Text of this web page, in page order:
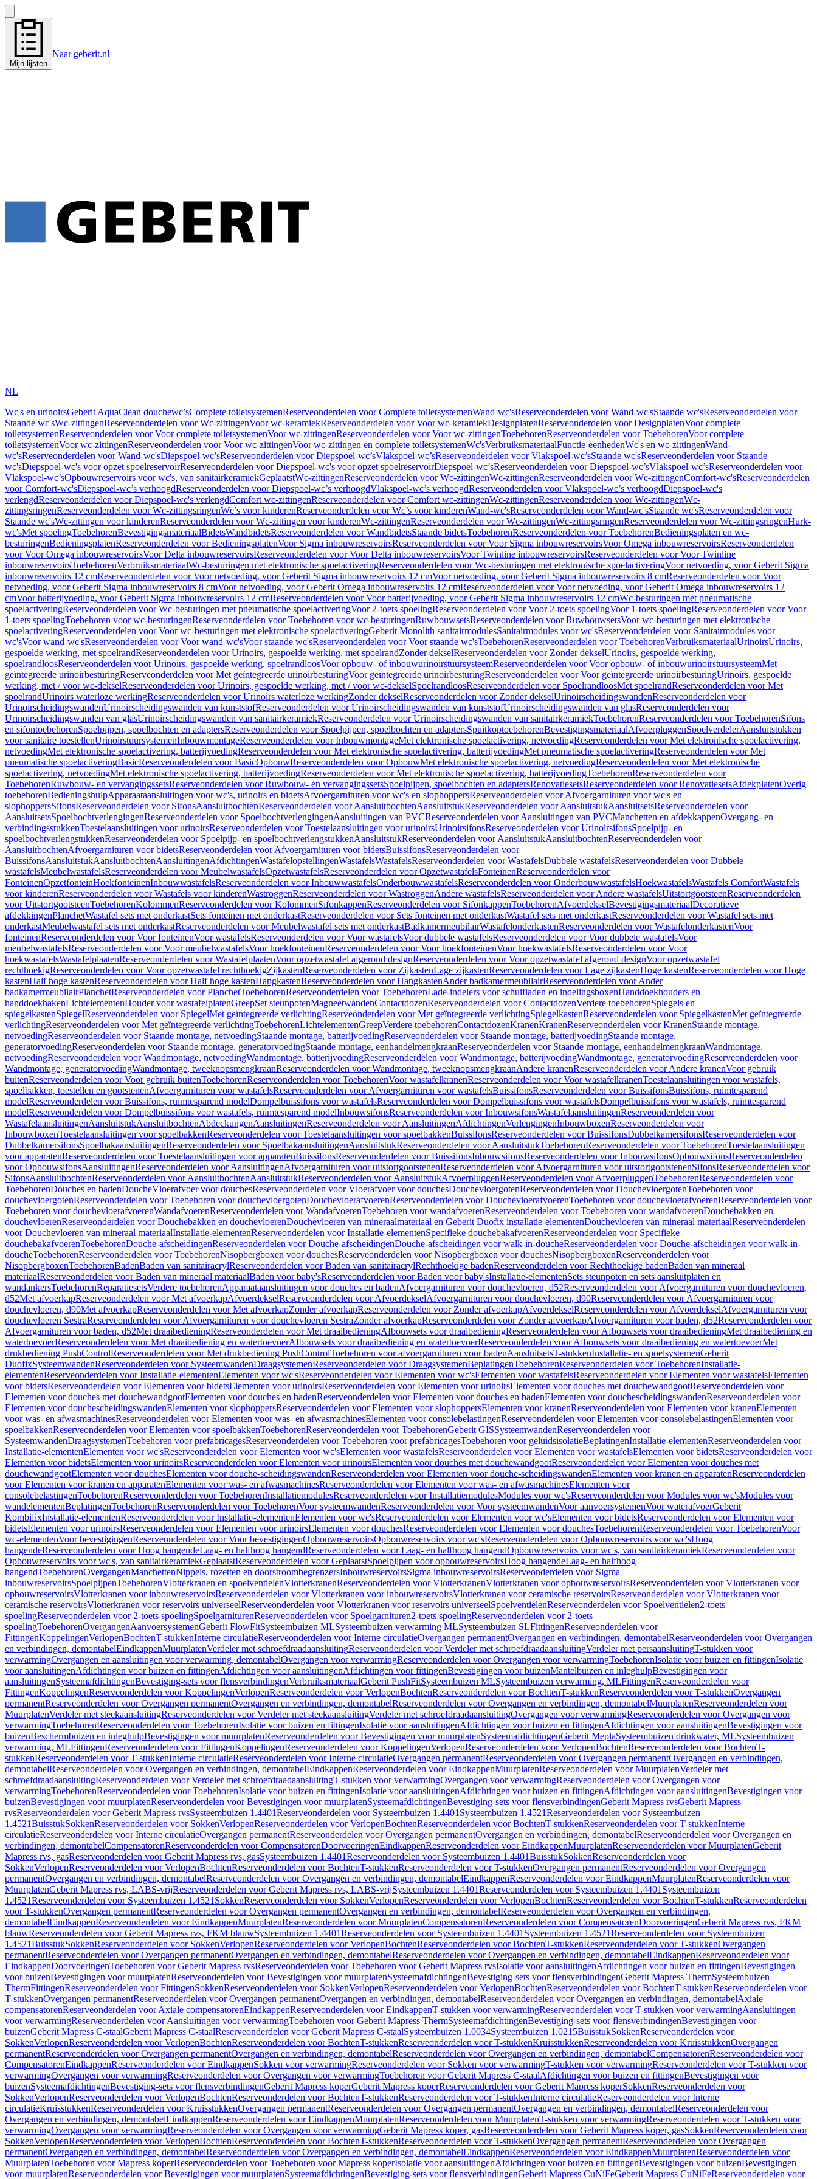
Mijn lijsten
Naar geberit.nl
NL
Wc's en urinoirsGeberit AquaClean douchewc’sComplete toiletsystemenReserveonderdelen voor Complete toiletsystemenWand-wc'sReserveonderdelen voor Wand-wc'sStaande wc'sReserveonderdelen voor
Staande wc'sWc-zittingenReserveonderdelen voor Wc-zittingenVoor wc-keramiekReserveonderdelen voor Voor wc-keramiekDesignplatenReserveonderdelen voor DesignplatenVoor complete
toiletsystemenReserveonderdelen voor Voor complete toiletsystemenVoor wc-zittingenReserveonderdelen voor Voor wc-zittingenToebehorenReserveonderdelen voor ToebehorenVoor complete
toiletsystemenVoor wc-zittingenReserveonderdelen voor Voor wc-zittingenVoor wc-zittingen en complete toiletsystemenWc'sVerbruiksmateriaalFunctie-eenhedenWc's en wc-zittingenWand-
wc'sReserveonderdelen voor Wand-wc'sDiepspoel-wc’sReserveonderdelen voor Diepspoel-wc’sVlakspoel-wc’sReserveonderdelen voor Vlakspoel-wc’sStaande wc'sReserveonderdelen voor Staande
wc'sDiepspoel-wc's voor opzet spoelreservoirReserveonderdelen voor Diepspoel-wc's voor opzet spoelreservoirDiepspoel-wc’sReserveonderdelen voor Diepspoel-wc’sVlakspoel-wc’sReserveonderdelen voor
Vlakspoel-wc’sOpbouwreservoirs voor wc's, van sanitairkeramiekGeplaatstWc-zittingenReserveonderdelen voor Wc-zittingenWc-zittingenReserveonderdelen voor Wc-zittingenComfort-wc'sReserveonderdelen
voor Comfort-wc'sDiepspoel-wc’s verhoogdReserveonderdelen voor Diepspoel-wc’s verhoogdVlakspoel-wc’s verhoogdReserveonderdelen voor Vlakspoel-wc’s verhoogdDiepspoel-wc's
verlengdReserveonderdelen voor Diepspoel-wc's verlengdComfort wc-zittingenReserveonderdelen voor Comfort wc-zittingenWc-zittingenReserveonderdelen voor Wc-zittingenWc-
zittingsringenReserveonderdelen voor Wc-zittingsringenWc’s voor kinderenReserveonderdelen voor Wc’s voor kinderenWand-wc'sReserveonderdelen voor Wand-wc'sStaande wc'sReserveonderdelen voor
Staande wc'sWc-zittingen voor kinderenReserveonderdelen voor Wc-zittingen voor kinderenWc-zittingenReserveonderdelen voor Wc-zittingenWc-zittingsringenReserveonderdelen voor Wc-zittingsringenHurk-
wc'sMet spoelingToebehorenBevestigingsmateriaalBidetsWandbidetsReserveonderdelen voor WandbidetsStaande bidetsToebehorenReserveonderdelen voor ToebehorenBedieningsplaten en wc-
besturingenBedieningsplatenReserveonderdelen voor BedieningsplatenVoor Sigma inbouwreservoirsReserveonderdelen voor Voor Sigma inbouwreservoirsVoor Omega inbouwreservoirsReserveonderdelen
voor Voor Omega inbouwreservoirsVoor Delta inbouwreservoirsReserveonderdelen voor Voor Delta inbouwreservoirsVoor Twinline inbouwreservoirsReserveonderdelen voor Voor Twinline
inbouwreservoirsToebehorenVerbruiksmateriaalWc-besturingen met elektronische spoelactiveringReserveonderdelen voor Wc-besturingen met elektronische spoelactiveringVoor netvoeding, voor Geberit Sigma
inbouwreservoirs 12 cmReserveonderdelen voor Voor netvoeding, voor Geberit Sigma inbouwreservoirs 12 cmVoor netvoeding, voor Geberit Sigma inbouwreservoirs 8 cmReserveonderdelen voor Voor
netvoeding, voor Geberit Sigma inbouwreservoirs 8 cmVoor netvoeding, voor Geberit Omega inbouwreservoirs 12 cmReserveonderdelen voor Voor netvoeding, voor Geberit Omega inbouwreservoirs 12
cmVoor batterijvoeding, voor Geberit Sigma inbouwreservoirs 12 cmReserveonderdelen voor Voor batterijvoeding, voor Geberit Sigma inbouwreservoirs 12 cmWc-besturingen met pneumatische
spoelactiveringReserveonderdelen voor Wc-besturingen met pneumatische spoelactiveringVoor 2-toets spoelingReserveonderdelen voor Voor 2-toets spoelingVoor 1-toets spoelingReserveonderdelen voor Voor
1-toets spoelingToebehoren voor wc-besturingenReserveonderdelen voor Toebehoren voor wc-besturingenRuwbouwsetsReserveonderdelen voor RuwbouwsetsVoor wc-besturingen met elektronische
spoelactiveringReserveonderdelen voor Voor wc-besturingen met elektronische spoelactiveringGeberit Monolith sanitairmodulesSanitairmodules voor wc'sReserveonderdelen voor Sanitairmodules voor
wc'sVoor wand-wc'sReserveonderdelen voor Voor wand-wc'sVoor staande wc'sReserveonderdelen voor Voor staande wc'sToebehorenReserveonderdelen voor ToebehorenVerbruiksmateriaalUrinoirsUrinoirs,
gespoelde werking, met spoelrandReserveonderdelen voor Urinoirs, gespoelde werking, met spoelrandZonder dekselReserveonderdelen voor Zonder dekselUrinoirs, gespoelde werking,
spoelrandloosReserveonderdelen voor Urinoirs, gespoelde werking, spoelrandloosVoor opbouw- of inbouwurinoirstuursysteemReserveonderdelen voor Voor opbouw- of inbouwurinoirstuursysteemMet
geïntegreerde urinoirbesturingReserveonderdelen voor Met geïntegreerde urinoirbesturingVoor geïntegreerde urinoirbesturingReserveonderdelen voor Voor geïntegreerde urinoirbesturingUrinoirs, gespoelde
werking, met / voor wc-dekselReserveonderdelen voor Urinoirs, gespoelde werking, met / voor wc-dekselSpoelrandloosReserveonderdelen voor SpoelrandloosMet spoelrandReserveonderdelen voor Met
spoelrandUrinoirs waterloze werkingReserveonderdelen voor Urinoirs waterloze werkingZonder dekselReserveonderdelen voor Zonder dekselUrinoirscheidingswandenReserveonderdelen voor
UrinoirscheidingswandenUrinoirscheidingswanden van kunststofReserveonderdelen voor Urinoirscheidingswanden van kunststofUrinoirscheidingswanden van glasReserveonderdelen voor
Urinoirscheidingswanden van glasUrinoirscheidingswanden van sanitairkeramiekReserveonderdelen voor Urinoirscheidingswanden van sanitairkeramiekToebehorenReserveonderdelen voor ToebehorenSifons
en sifontoebehorenSpoelpijpen, spoelbochten en adaptersReserveonderdelen voor Spoelpijpen, spoelbochten en adaptersSpuitkoptoebehorenBevestigingsmateriaalAfvoerpluggenSpoelverdelerAansluitstukken
voor sanitaire toestellenUrinoirstuursystemenInbouwmontageReserveonderdelen voor InbouwmontageMet elektronische spoelactivering, netvoedingReserveonderdelen voor Met elektronische spoelactivering,
netvoedingMet elektronische spoelactivering, batterijvoedingReserveonderdelen voor Met elektronische spoelactivering, batterijvoedingMet pneumatische spoelactiveringReserveonderdelen voor Met
pneumatische spoelactiveringBasicReserveonderdelen voor BasicOpbouwReserveonderdelen voor OpbouwMet elektronische spoelactivering, netvoedingReserveonderdelen voor Met elektronische
spoelactivering, netvoedingMet elektronische spoelactivering, batterijvoedingReserveonderdelen voor Met elektronische spoelactivering, batterijvoedingToebehorenReserveonderdelen voor
ToebehorenRuwbouw- en vervangingssetsReserveonderdelen voor Ruwbouw- en vervangingssetsSpoelpijpen, spoelbochten en adaptersRenovatiesetsReserveonderdelen voor RenovatiesetsAfdekplatenOverig
toebehorenBedieningshulpApparaataansluitingen voor wc's, urinoirs en bidetsAfvoergarnituren voor wc's en slophoppersReserveonderdelen voor Afvoergarnituren voor wc's en
slophoppersSifonsReserveonderdelen voor SifonsAansluitbochtenReserveonderdelen voor AansluitbochtenAansluitstukReserveonderdelen voor AansluitstukAansluitsetsReserveonderdelen voor
AansluitsetsSpoelbochtverlengingenReserveonderdelen voor SpoelbochtverlengingenAansluitingen van PVCReserveonderdelen voor Aansluitingen van PVCManchetten en afdekkappenOvergang- en
verbindingsstukkenToestelaansluitingen voor urinoirsReserveonderdelen voor Toestelaansluitingen voor urinoirsUrinoirsifonsReserveonderdelen voor UrinoirsifonsSpoelpijp- en
spoelbochtverlengstukkenReserveonderdelen voor Spoelpijp- en spoelbochtverlengstukkenAansluitstukReserveonderdelen voor AansluitstukAansluitbochtenReserveonderdelen voor
AansluitbochtenAfvoergarnituren voor bidetsReserveonderdelen voor Afvoergarnituren voor bidetsBuissifonsReserveonderdelen voor
BuissifonsAansluitstukAansluitbochtenAansluitingenAfdichtingenWastafelopstellingenWastafelsWastafelsReserveonderdelen voor WastafelsDubbele wastafelsReserveonderdelen voor Dubbele
wastafelsMeubelwastafelsReserveonderdelen voor MeubelwastafelsOpzetwastafelsReserveonderdelen voor OpzetwastafelsFonteinenReserveonderdelen voor
FonteinenOpzetfonteinHoekfonteinenInbouwwastafelsReserveonderdelen voor InbouwwastafelsOnderbouwwastafelsReserveonderdelen voor OnderbouwwastafelsHoekwastafelsWastafels ComfortWastafels
voor kinderenReserveonderdelen voor Wastafels voor kinderenWastroggenReserveonderdelen voor WastroggenAndere wastafelsReserveonderdelen voor Andere wastafelsUitstortgootsteenReserveonderdelen
voor UitstortgootsteenToebehorenKolommenReserveonderdelen voor KolommenSifonkappenReserveonderdelen voor SifonkappenToebehorenAfvoerdekselBevestigingsmateriaalDecoratieve
afdekkingenPlanchetWastafel sets met onderkastSets fonteinen met onderkastReserveonderdelen voor Sets fonteinen met onderkastWastafel sets met onderkastReserveonderdelen voor Wastafel sets met
onderkastMeubelwastafel sets met onderkastReserveonderdelen voor Meubelwastafel sets met onderkastBadkamermeubilairWastafelonderkastenReserveonderdelen voor WastafelonderkastenVoor
fonteinenReserveonderdelen voor Voor fonteinenVoor wastafelsReserveonderdelen voor Voor wastafelsVoor dubbele wastafelsReserveonderdelen voor Voor dubbele wastafelsVoor
meubelwastafelsReserveonderdelen voor Voor meubelwastafelsVoor hoekfonteinenReserveonderdelen voor Voor hoekfonteinenVoor hoekwastafelsReserveonderdelen voor Voor
hoekwastafelsWastafelplaatenReserveonderdelen voor WastafelplaatenVoor opzetwastafel afgerond designReserveonderdelen voor Voor opzetwastafel afgerond designVoor opzetwastafel
rechthoekigReserveonderdelen voor Voor opzetwastafel rechthoekigZijkastenReserveonderdelen voor ZijkastenLage zijkastenReserveonderdelen voor Lage zijkastenHoge kastenReserveonderdelen voor Hoge
kastenHalf hoge kastenReserveonderdelen voor Half hoge kastenHangkastenReserveonderdelen voor HangkastenAnder badkamermeubilairReserveonderdelen voor Ander
badkamermeubilairPlanchetReserveonderdelen voor PlanchetToebehorenReserveonderdelen voor ToebehorenLade-indelers voor schuifladen en indelingsboxenHanddoekhouders en
handdoekhakenLichtelementenHouder voor wastafelplatenGreepSet steunpotenMagneetwandenContactdozenReserveonderdelen voor ContactdozenVerdere toebehorenSpiegels en
spiegelkastenSpiegelReserveonderdelen voor SpiegelMet geïntegreerde verlichtingReserveonderdelen voor Met geïntegreerde verlichtingSpiegelkastenReserveonderdelen voor SpiegelkastenMet geïntegreerde
verlichtingReserveonderdelen voor Met geïntegreerde verlichtingToebehorenLichtelementenGreepVerdere toebehorenContactdozenKranenKranenReserveonderdelen voor KranenStaande montage,
netvoedingReserveonderdelen voor Staande montage, netvoedingStaande montage, batterijvoedingReserveonderdelen voor Staande montage, batterijvoedingStaande montage,
generatorvoedingReserveonderdelen voor Staande montage, generatorvoedingStaande montage, eenhandelmengkraanReserveonderdelen voor Staande montage, eenhandelmengkraanWandmontage,
netvoedingReserveonderdelen voor Wandmontage, netvoedingWandmontage, batterijvoedingReserveonderdelen voor Wandmontage, batterijvoedingWandmontage, generatorvoedingReserveonderdelen voor
Wandmontage, generatorvoedingWandmontage, tweeknopsmengkraanReserveonderdelen voor Wandmontage, tweeknopsmengkraanAndere kranenReserveonderdelen voor Andere kranenVoor gebruik
buitenReserveonderdelen voor Voor gebruik buitenToebehorenReserveonderdelen voor ToebehorenVoor wastafelkranenReserveonderdelen voor Voor wastafelkranenToestelaansluitingen voor wastafels,
spoelbakken, toestellen en gootstenenAfvoergarnituren voor wastafelsReserveonderdelen voor Afvoergarnituren voor wastafelsBuissifonsReserveonderdelen voor BuissifonsBuissifons, ruimtesparend
modelReserveonderdelen voor Buissifons, ruimtesparend modelDompelbuissifons voor wastafelsReserveonderdelen voor Dompelbuissifons voor wastafelsDompelbuissifons voor wastafels, ruimtesparend
modelReserveonderdelen voor Dompelbuissifons voor wastafels, ruimtesparend modelInbouwsifonsReserveonderdelen voor InbouwsifonsWastafelaansluitingenReserveonderdelen voor
WastafelaansluitingenAansluitstukAansluitbochtenAbdeckungenAansluitingenReserveonderdelen voor AansluitingenAfdichtingenVerlengingenInbouwboxenReserveonderdelen voor
InbouwboxenToestelaansluitingen voor spoelbakkenReserveonderdelen voor Toestelaansluitingen voor spoelbakkenBuissifonsReserveonderdelen voor BuissifonsDubbelkamersifonsReserveonderdelen voor
DubbelkamersifonsSpoelbakaansluitingenReserveonderdelen voor SpoelbakaansluitingenAansluitstukReserveonderdelen voor AansluitstukToebehorenReserveonderdelen voor ToebehorenToestelaansluitingen
voor apparatenReserveonderdelen voor Toestelaansluitingen voor apparatenBuissifonsReserveonderdelen voor BuissifonsInbouwsifonsReserveonderdelen voor InbouwsifonsOpbouwsifonsReserveonderdelen
voor OpbouwsifonsAansluitingenReserveonderdelen voor AansluitingenAfvoergarnituren voor uitstortgootstenenReserveonderdelen voor Afvoergarnituren voor uitstortgootstenenSifonsReserveonderdelen voor
SifonsAansluitbochtenReserveonderdelen voor AansluitbochtenAansluitstukReserveonderdelen voor AansluitstukAfvoerpluggenReserveonderdelen voor AfvoerpluggenToebehorenReserveonderdelen voor
ToebehorenDouches en badenDoucheVloerafvoer voor douchesReserveonderdelen voor Vloerafvoer voor douchesDouchevloergotenReserveonderdelen voor DouchevloergotenToebehoren voor
douchevloergotenReserveonderdelen voor Toebehoren voor douchevloergotenDouchevloerafvoerenReserveonderdelen voor DouchevloerafvoerenToebehoren voor douchevloerafvoerenReserveonderdelen voor
Toebehoren voor douchevloerafvoerenWandafvoerenReserveonderdelen voor WandafvoerenToebehoren voor wandafvoerenReserveonderdelen voor Toebehoren voor wandafvoerenDouchebakken en
douchevloerenReserveonderdelen voor Douchebakken en douchevloerenDouchevloeren van mineraalmateriaal en Geberit Duofix installatie-elementenDouchevloeren van mineraal materiaalReserveonderdelen
voor Douchevloeren van mineraal materiaalInstallatie-elementenReserveonderdelen voor Installatie-elementenSpecifieke douchebakafvoerenReserveonderdelen voor Specifieke
douchebakafvoerenToebehorenDouche-afscheidingenReserveonderdelen voor Douche-afscheidingenDouche-afscheidingen voor walk-in-doucheReserveonderdelen voor Douche-afscheidingen voor walk-in-
doucheToebehorenReserveonderdelen voor ToebehorenNisopbergboxen voor douchesReserveonderdelen voor Nisopbergboxen voor douchesNisopbergboxenReserveonderdelen voor
NisopbergboxenToebehorenBadenBaden van sanitairacrylReserveonderdelen voor Baden van sanitairacrylRechthoekige badenReserveonderdelen voor Rechthoekige badenBaden van mineraal
materiaalReserveonderdelen voor Baden van mineraal materiaalBaden voor baby'sReserveonderdelen voor Baden voor baby'sInstallatie-elementenSets steunpoten en sets aansluitplaten en
wandankersToebehorenReparatiesetsVerdere toebehorenApparaataansluitingen voor douches en badenAfvoergarnituren voor douchevloeren, d52Reserveonderdelen voor Afvoergarnituren voor douchevloeren,
d52Met afvoerkapReserveonderdelen voor Met afvoerkapAfvoerdekselReserveonderdelen voor AfvoerdekselAfvoergarnituren voor douchevloeren, d90Reserveonderdelen voor Afvoergarnituren voor
douchevloeren, d90Met afvoerkapReserveonderdelen voor Met afvoerkapZonder afvoerkapReserveonderdelen voor Zonder afvoerkapAfvoerdekselReserveonderdelen voor AfvoerdekselAfvoergarnituren voor
douchevloeren SestraReserveonderdelen voor Afvoergarnituren voor douchevloeren SestraZonder afvoerkapReserveonderdelen voor Zonder afvoerkapAfvoergarnituren voor baden, d52Reserveonderdelen voor
Afvoergarnituren voor baden, d52Met draaibedieningReserveonderdelen voor Met draaibedieningAfbouwsets voor draaibedieningReserveonderdelen voor Afbouwsets voor draaibedieningMet draaibediening en
watertoevoerReserveonderdelen voor Met draaibediening en watertoevoerAfbouwsets voor draaibediening en watertoevoerReserveonderdelen voor Afbouwsets voor draaibediening en watertoevoerMet
drukbediening PushControlReserveonderdelen voor Met drukbediening PushControlToebehoren voor afvoergarnituren voor badenAansluitsetsT-stukkenInstallatie- en spoelsystemenGeberit
DuofixSysteemwandenReserveonderdelen voor SysteemwandenDraagsystemenReserveonderdelen voor DraagsystemenBeplatingenToebehorenReserveonderdelen voor ToebehorenInstallatie-
elementenReserveonderdelen voor Installatie-elementenElementen voor wc'sReserveonderdelen voor Elementen voor wc'sElementen voor wastafelsReserveonderdelen voor Elementen voor wastafelsElementen
voor bidetsReserveonderdelen voor Elementen voor bidetsElementen voor urinoirsReserveonderdelen voor Elementen voor urinoirsElementen voor douches met douchewandgootReserveonderdelen voor
Elementen voor douches met douchewandgootElementen voor douches en badenReserveonderdelen voor Elementen voor douches en badenElementen voor douchescheidingswandenReserveonderdelen voor
Elementen voor douchescheidingswandenElementen voor slophoppersReserveonderdelen voor Elementen voor slophoppersElementen voor kranenReserveonderdelen voor Elementen voor kranenElementen
voor was- en afwasmachinesReserveonderdelen voor Elementen voor was- en afwasmachinesElementen voor consolebelastingenReserveonderdelen voor Elementen voor consolebelastingenElementen voor
spoelbakkenReserveonderdelen voor Elementen voor spoelbakkenToebehorenReserveonderdelen voor ToebehorenGeberit GISSysteemwandenReserveonderdelen voor
SysteemwandenDraagsystemenToebehoren voor prefabricagesReserveonderdelen voor Toebehoren voor prefabricagesToebehoren voor geluidsisolatieBeplatingenInstallatie-elementenReserveonderdelen voor
Installatie-elementenElementen voor wc'sReserveonderdelen voor Elementen voor wc'sElementen voor wastafelsReserveonderdelen voor Elementen voor wastafelsElementen voor bidetsReserveonderdelen voor
Elementen voor bidetsElementen voor urinoirsReserveonderdelen voor Elementen voor urinoirsElementen voor douches met douchewandgootReserveonderdelen voor Elementen voor douches met
douchewandgootElementen voor douchesElementen voor douche-scheidingswandenReserveonderdelen voor Elementen voor douche-scheidingswandenElementen voor kranen en apparatenReserveonderdelen
voor Elementen voor kranen en apparatenElementen voor was- en afwasmachinesReserveonderdelen voor Elementen voor was- en afwasmachinesElementen voor
consolebelastingenToebehorenReserveonderdelen voor ToebehorenInstallatiemodulesReserveonderdelen voor InstallatiemodulesModules voor wc'sReserveonderdelen voor Modules voor wc'sModules voor
wandelementenBeplatingenToebehorenReserveonderdelen voor ToebehorenVoor systeemwandenReserveonderdelen voor Voor systeemwandenVoor aanvoersystemenVoor waterafvoerGeberit
KombifixInstallatie-elementenReserveonderdelen voor Installatie-elementenElementen voor wc'sReserveonderdelen voor Elementen voor wc'sElementen voor bidetsReserveonderdelen voor Elementen voor
bidetsElementen voor urinoirsReserveonderdelen voor Elementen voor urinoirsElementen voor douchesReserveonderdelen voor Elementen voor douchesToebehorenReserveonderdelen voor ToebehorenVoor
wc-elementenVoor bevestigingenReserveonderdelen voor Voor bevestigingenOpbouwreservoirsOpbouwreservoirs voor wc'sReserveonderdelen voor Opbouwreservoirs voor wc'sHoog
hangendeReserveonderdelen voor Hoog hangendeLaag- en halfhoog hangendReserveonderdelen voor Laag- en halfhoog hangendOpbouwreservoirs voor wc's, van sanitairkeramiekReserveonderdelen voor
Opbouwreservoirs voor wc's, van sanitairkeramiekGeplaatstReserveonderdelen voor GeplaatstSpoelpijpen voor opbouwreservoirsHoog hangendeLaag- en halfhoog
hangendToebehorenOvergangenManchettenNippels, rozetten en doorstroombegrenzersInbouwreservoirsSigma inbouwreservoirsReserveonderdelen voor Sigma
inbouwreservoirsSpoelpijpenToebehorenVlotterkranen en spoelventielenVlotterkranenReserveonderdelen voor VlotterkranenVlotterkranen voor opbouwreservoirsReserveonderdelen voor Vlotterkranen voor
opbouwreservoirsVlotterkranen voor inbouwreservoirsReserveonderdelen voor Vlotterkranen voor inbouwreservoirsVlotterkranen voor ceramische reservoirsReserveonderdelen voor Vlotterkranen voor
ceramische reservoirsVlotterkranen voor reservoirs universeelReserveonderdelen voor Vlotterkranen voor reservoirs universeelSpoelventielenReserveonderdelen voor Spoelventielen2-toets
spoelingReserveonderdelen voor 2-toets spoelingSpoelgarniturenReserveonderdelen voor Spoelgarnituren2-toets spoelingReserveonderdelen voor 2-toets
spoelingToebehorenOvergangenAanvoersystemenGeberit FlowFitSysteembuizen MLSysteembuizen verwarming MLSysteembuizen SLFittingenReserveonderdelen voor
FittingenKoppelingenVerlopenBochtenT-stukkenInterne circulatieReserveonderdelen voor Interne circulatieOvergangen permanentOvergangen en verbindingen, demontabelReserveonderdelen voor Overgangen
en verbindingen, demontabelEindkappenMuurplatenVerdeler met schroefdraadaansluitingReserveonderdelen voor Verdeler met schroefdraadaansluitingVerdeler met persaansluitingT-stukken voor
verwarmingOvergangen en aansluitingen voor verwarming, demontabelOvergangen voor verwarmingReserveonderdelen voor Overgangen voor verwarmingToebehorenIsolatie voor buizen en fittingenIsolatie
voor aansluitingenAfdichtingen voor buizen en fittingenAfdichtingen voor aansluitingenAfdichtingen voor fittingenBevestigingen voor buizenMantelbuizen en inleghulpBevestigingen voor
aansluitingenSysteemafdichtingenBevestiging-sets voor flensverbindingenVerbruiksmateriaalGeberit PushFitSysteembuizen MLSysteembuizen verwarming, MLFittingenReserveonderdelen voor
FittingenKoppelingenReserveonderdelen voor KoppelingenVerlopenReserveonderdelen voor VerlopenBochtenReserveonderdelen voor BochtenT-stukkenReserveonderdelen voor T-stukkenOvergangen
permanentReserveonderdelen voor Overgangen permanentOvergangen en verbindingen, demontabelReserveonderdelen voor Overgangen en verbindingen, demontabelMuurplatenReserveonderdelen voor
MuurplatenVerdeler met steekaansluitingReserveonderdelen voor Verdeler met steekaansluitingVerdeler met schroefdraadaansluitingOvergangen voor verwarmingReserveonderdelen voor Overgangen voor
verwarmingToebehorenReserveonderdelen voor ToebehorenIsolatie voor buizen en fittingenIsolatie voor aansluitingenAfdichtingen voor buizen en fittingenAfdichtingen voor aansluitingenBevestigingen voor
buizenBeschermbuizen en inleghulpBevestigingen voor muurplatenReserveonderdelen voor Bevestigingen voor muurplatenSysteemafdichtingenGeberit MeplaSysteembuizen drinkwater, MLSysteembuizen
verwarming, MLFittingenReserveonderdelen voor FittingenKoppelingenReserveonderdelen voor KoppelingenVerlopenReserveonderdelen voor VerlopenBochtenReserveonderdelen voor BochtenT-
stukkenReserveonderdelen voor T-stukkenInterne circulatieReserveonderdelen voor Interne circulatieOvergangen permanentReserveonderdelen voor Overgangen permanentOvergangen en verbindingen,
demontabelReserveonderdelen voor Overgangen en verbindingen, demontabelEindkappenReserveonderdelen voor EindkappenMuurplatenReserveonderdelen voor MuurplatenVerdeler met
schroefdraadaansluitingReserveonderdelen voor Verdeler met schroefdraadaansluitingT-stukken voor verwarmingOvergangen voor verwarmingReserveonderdelen voor Overgangen voor
verwarmingToebehorenReserveonderdelen voor ToebehorenIsolatie voor buizen en fittingenIsolatie voor aansluitingenAfdichtingen voor buizen en fittingenAfdichtingen voor aansluitingenBevestigingen voor
buizenBevestigingen voor muurplatenReserveonderdelen voor Bevestigingen voor muurplatenSysteemafdichtingenBevestiging-sets voor flensverbindingenGeberit Mapress rvsGeberit Mapress
rvsReserveonderdelen voor Geberit Mapress rvsSysteembuizen 1.4401Reserveonderdelen voor Systeembuizen 1.4401 Systeembuizen 1.4521Reserveonderdelen voor Systeembuizen
1.4521BuisstukSokkenReserveonderdelen voor SokkenVerlopenReserveonderdelen voor VerlopenBochtenReserveonderdelen voor BochtenT-stukkenReserveonderdelen voor T-stukkenInterne
circulatieReserveonderdelen voor Interne circulatieOvergangen permanentReserveonderdelen voor Overgangen permanentOvergangen en verbindingen, demontabelReserveonderdelen voor Overgangen en
verbindingen, demontabelCompensatorenReserveonderdelen voor CompensatorenDoorvoeringenEindkappenReserveonderdelen voor EindkappenMuurplatenReserveonderdelen voor MuurplatenGeberit
Mapress rvs, gasReserveonderdelen voor Geberit Mapress rvs, gasSysteembuizen 1.4401Reserveonderdelen voor Systeembuizen 1.4401BuisstukSokkenReserveonderdelen voor
SokkenVerlopenReserveonderdelen voor VerlopenBochtenReserveonderdelen voor BochtenT-stukkenReserveonderdelen voor T-stukkenOvergangen permanentReserveonderdelen voor Overgangen
permanentOvergangen en verbindingen, demontabelReserveonderdelen voor Overgangen en verbindingen, demontabelEindkappenReserveonderdelen voor EindkappenMuurplatenReserveonderdelen voor
MuurplatenGeberit Mapress rvs, LABS-vrijReserveonderdelen voor Geberit Mapress rvs, LABS-vrijSysteembuizen 1.4401Reserveonderdelen voor Systeembuizen 1.4401 Systeembuizen
1.4521Reserveonderdelen voor Systeembuizen 1.4521 SokkenReserveonderdelen voor SokkenVerlopenReserveonderdelen voor VerlopenBochtenReserveonderdelen voor BochtenT-stukkenReserveonderdelen
voor T-stukkenOvergangen permanentReserveonderdelen voor Overgangen permanentOvergangen en verbindingen, demontabelReserveonderdelen voor Overgangen en verbindingen,
demontabelEindkappenReserveonderdelen voor EindkappenMuurplatenReserveonderdelen voor MuurplatenCompensatorenReserveonderdelen voor CompensatorenDoorvoeringenGeberit Mapress rvs, FKM
blauwReserveonderdelen voor Geberit Mapress rvs, FKM blauwSysteembuizen 1.4401Reserveonderdelen voor Systeembuizen 1.4401 Systeembuizen 1.4521Reserveonderdelen voor Systeembuizen
1.4521BuisstukSokkenReserveonderdelen voor SokkenVerlopenReserveonderdelen voor VerlopenBochtenReserveonderdelen voor BochtenT-stukkenReserveonderdelen voor T-stukkenOvergangen
permanentReserveonderdelen voor Overgangen permanentOvergangen en verbindingen, demontabelReserveonderdelen voor Overgangen en verbindingen, demontabelEindkappenReserveonderdelen voor
EindkappenDoorvoeringenToebehoren voor Geberit Mapress rvsReserveonderdelen voor Toebehoren voor Geberit Mapress rvsIsolatie voor aansluitingenAfdichtingen voor buizen en fittingenBevestigingen
voor buizenBevestigingen voor muurplatenReserveonderdelen voor Bevestigingen voor muurplatenSysteemafdichtingenBevestiging-sets voor flensverbindingenGeberit Mapress ThermSysteembuizen
ThermFittingenReserveonderdelen voor FittingenSokkenReserveonderdelen voor SokkenVerlopenReserveonderdelen voor VerlopenBochtenReserveonderdelen voor BochtenT-stukkenReserveonderdelen voor
T-stukkenOvergangen permanentReserveonderdelen voor Overgangen permanentOvergangen en verbindingen, demontabelReserveonderdelen voor Overgangen en verbindingen, demontabelAxiale
compensatorenReserveonderdelen voor Axiale compensatorenEindkappenReserveonderdelen voor EindkappenT-stukken voor verwarmingReserveonderdelen voor T-stukken voor verwarmingAansluitingen
voor verwarmingReserveonderdelen voor Aansluitingen voor verwarmingToebehoren voor Geberit Mapress ThermSysteemafdichtingenBevestiging-sets voor flensverbindingenBevestigingen voor
buizenGeberit Mapress C-staalGeberit Mapress C-staalReserveonderdelen voor Geberit Mapress C-staalSysteembuizen 1.0034Systeembuizen 1.0215BuisstukSokkenReserveonderdelen voor
SokkenVerlopenReserveonderdelen voor VerlopenBochtenReserveonderdelen voor BochtenT-stukkenReserveonderdelen voor T-stukkenKruisstukkenReserveonderdelen voor KruisstukkenOvergangen
permanentReserveonderdelen voor Overgangen permanentOvergangen en verbindingen, demontabelReserveonderdelen voor Overgangen en verbindingen, demontabelCompensatorenReserveonderdelen voor
CompensatorenEindkappenReserveonderdelen voor EindkappenSokken voor verwarmingReserveonderdelen voor Sokken voor verwarmingT-stukken voor verwarmingReserveonderdelen voor T-stukken voor
verwarmingOvergangen voor verwarmingReserveonderdelen voor Overgangen voor verwarmingToebehoren voor Geberit Mapress C-staalAfdichtingen voor buizen en fittingenBevestigingen voor
buizenSysteemafdichtingenBevestiging-sets voor flensverbindingenGeberit Mapress koperGeberit Mapress koperReserveonderdelen voor Geberit Mapress koperSokkenReserveonderdelen voor
SokkenVerlopenReserveonderdelen voor VerlopenBochtenReserveonderdelen voor BochtenT-stukkenReserveonderdelen voor T-stukkenInterne circulatieReserveonderdelen voor Interne
circulatieKruisstukkenReserveonderdelen voor KruisstukkenOvergangen permanentReserveonderdelen voor Overgangen permanentOvergangen en verbindingen, demontabelReserveonderdelen voor
Overgangen en verbindingen, demontabelEindkappenReserveonderdelen voor EindkappenMuurplatenReserveonderdelen voor MuurplatenT-stukken voor verwarmingReserveonderdelen voor T-stukken voor
verwarmingOvergangen voor verwarmingReserveonderdelen voor Overgangen voor verwarmingGeberit Mapress koper, gasReserveonderdelen voor Geberit Mapress koper, gasSokkenReserveonderdelen voor
SokkenVerlopenReserveonderdelen voor VerlopenBochtenReserveonderdelen voor BochtenT-stukkenReserveonderdelen voor T-stukkenOvergangen permanentReserveonderdelen voor Overgangen
permanentOvergangen en verbindingen, demontabelReserveonderdelen voor Overgangen en verbindingen, demontabelEindkappenReserveonderdelen voor EindkappenMuurplatenReserveonderdelen voor
MuurplatenToebehoren voor Mapress koperReserveonderdelen voor Toebehoren voor Mapress koperIsolatie voor aansluitingenAfdichtingen voor buizen en fittingenBevestigingen voor buizenBevestigingen
voor muurplatenReserveonderdelen voor Bevestigingen voor muurplatenSysteemafdichtingenBevestiging-sets voor flensverbindingenGeberit Mapress CuNiFeGeberit Mapress CuNiFeReserveonderdelen voor